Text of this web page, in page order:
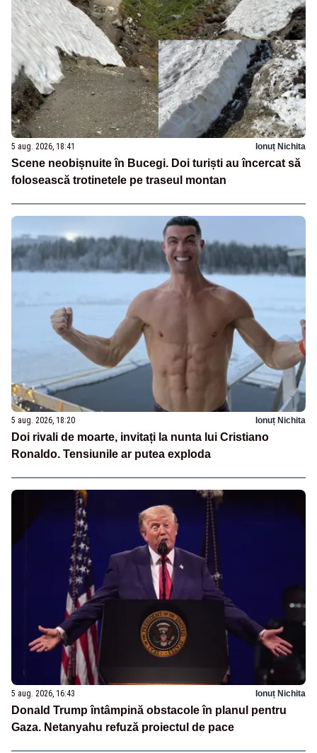
5 aug. 2026, 18:41 Ionuț Nichita
Scene neobișnuite în Bucegi. Doi turiști au încercat să
folosească trotinetele pe traseul montan
5 aug. 2026, 18:20 Ionuț Nichita
Doi rivali de moarte, invitați la nunta lui Cristiano
Ronaldo. Tensiunile ar putea exploda
5 aug. 2026, 16:43 Ionuț Nichita
Donald Trump întâmpină obstacole în planul pentru
Gaza. Netanyahu refuză proiectul de pace